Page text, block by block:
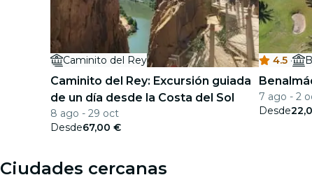
Caminito del Rey
Caminito del Rey: Excursión guiada
de un día desde la Costa del Sol
8 ago - 29 oct
Desde67,00 €
4.5 ·
7 ago - 2
Desde
Ciudades cercanas